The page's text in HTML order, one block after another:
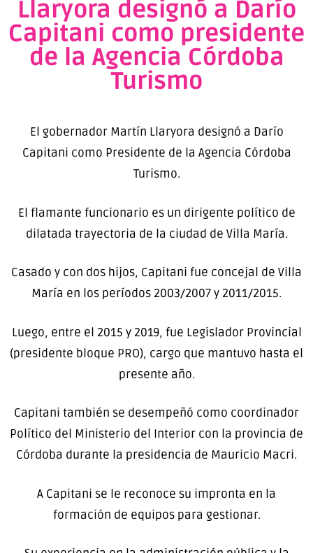
Llaryora designó a Darío
Capitani como presidente
de la Agencia Córdoba
Turismo
El gobernador Martín Llaryora designó a Darío
Capitani como Presidente de la Agencia Córdoba
Turismo.
El flamante funcionario es un dirigente político de
dilatada trayectoria de la ciudad de Villa María.
Casado y con dos hijos, Capitani fue concejal de Villa
María en los períodos 2003/2007 y 2011/2015.
Luego, entre el 2015 y 2019, fue Legislador Provincial
(presidente bloque PRO), cargo que mantuvo hasta el
presente año.
Capitani también se desempeñó como coordinador
Político del Ministerio del Interior con la provincia de
Córdoba durante la presidencia de Mauricio Macri.
A Capitani se le reconoce su impronta en la
formación de equipos para gestionar.